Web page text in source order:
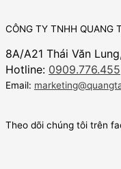
CÔNG TY TNHH QUANG
8A/A21 Thái Văn
Hotline: 0909.776.455
Email:
Theo dõi chúng tôi trên